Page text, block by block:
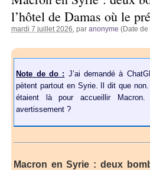
l’hôtel de Damas où le
mardi 7 juillet 2026 , par anonyme (Date de
Note de do : J’ai demandé à
pètent partout en Syrie. Il dit que
étaient là pour accueillir
avertissement ?
Macron en Syrie : deux